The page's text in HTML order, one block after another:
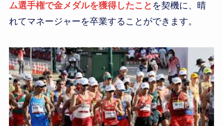
ム選手権で金メダルを獲得したこと を契機に、晴
れてマネージャーを卒業することができます。